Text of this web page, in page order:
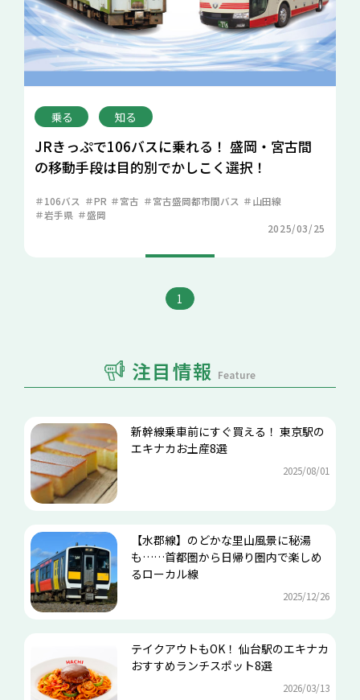
乗る 知る
JRきっぷで106バスに乗れる！ 盛岡・宮古間
の移動手段は目的別でかしこく選択！
106バス PR 宮古 宮古盛岡都市間バス
山田線
岩手県
盛岡
2025/03/25
1
注目情報 Feature
新幹線乗車前にすぐ買える！ 東京駅の
エキナカお土産8選
2025/08/01
【水郡線】のどかな里山風景に秘湯
も……首都圏から日帰り圏内で楽しめ
るローカル線
2025/12/26
テイクアウトもOK！ 仙台駅のエキナカ
おすすめランチスポット8選
2026/03/13